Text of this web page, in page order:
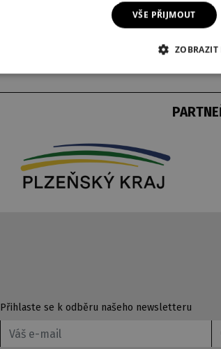
Přihlaste se k odběru našeho newsletteru
VŠE PŘIJMOUT